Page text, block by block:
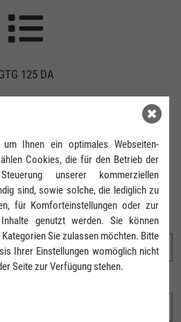
125 DA
ANFRAGE
Ihnen ein optimales Webseiten-
Cookies, die für den Betrieb der
unserer kommerziellen
sind, sowie solche, die lediglich zu
für Komforteinstellungen oder zur
genutzt werden. Sie können
Sie zulassen möchten. Bitte
Ihrer Einstellungen womöglich nicht
Seite zur Verfügung stehen.